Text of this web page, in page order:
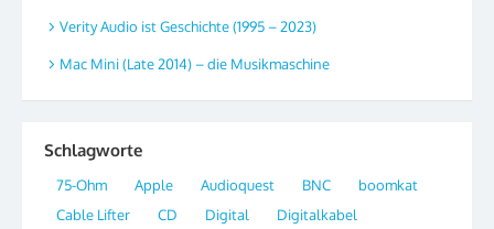
Verity Audio ist Geschichte (1995 – 2023)
Mac Mini (Late 2014) – die Musikmaschine
Schlagworte
75-Ohm Apple Audioquest BNC
boomkat
Cable Lifter
CD Digital
Digitalkabel